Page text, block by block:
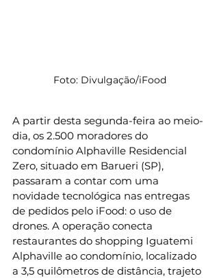
Foto: Divulgação/iFood
A partir desta segunda-feira ao meio-
dia, os 2.500 moradores do
condomínio Alphaville Residencial
Zero, situado em Barueri (SP),
passaram a contar com uma
novidade tecnológica nas entregas
de pedidos pelo iFood: o uso de
drones. A operação conecta
restaurantes do shopping Iguatemi
Alphaville ao condomínio, localizado
a 3,5 quilômetros de distância, trajeto